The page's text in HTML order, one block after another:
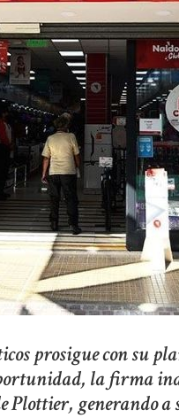
prosigue con su
la firma
Plottier, generando a